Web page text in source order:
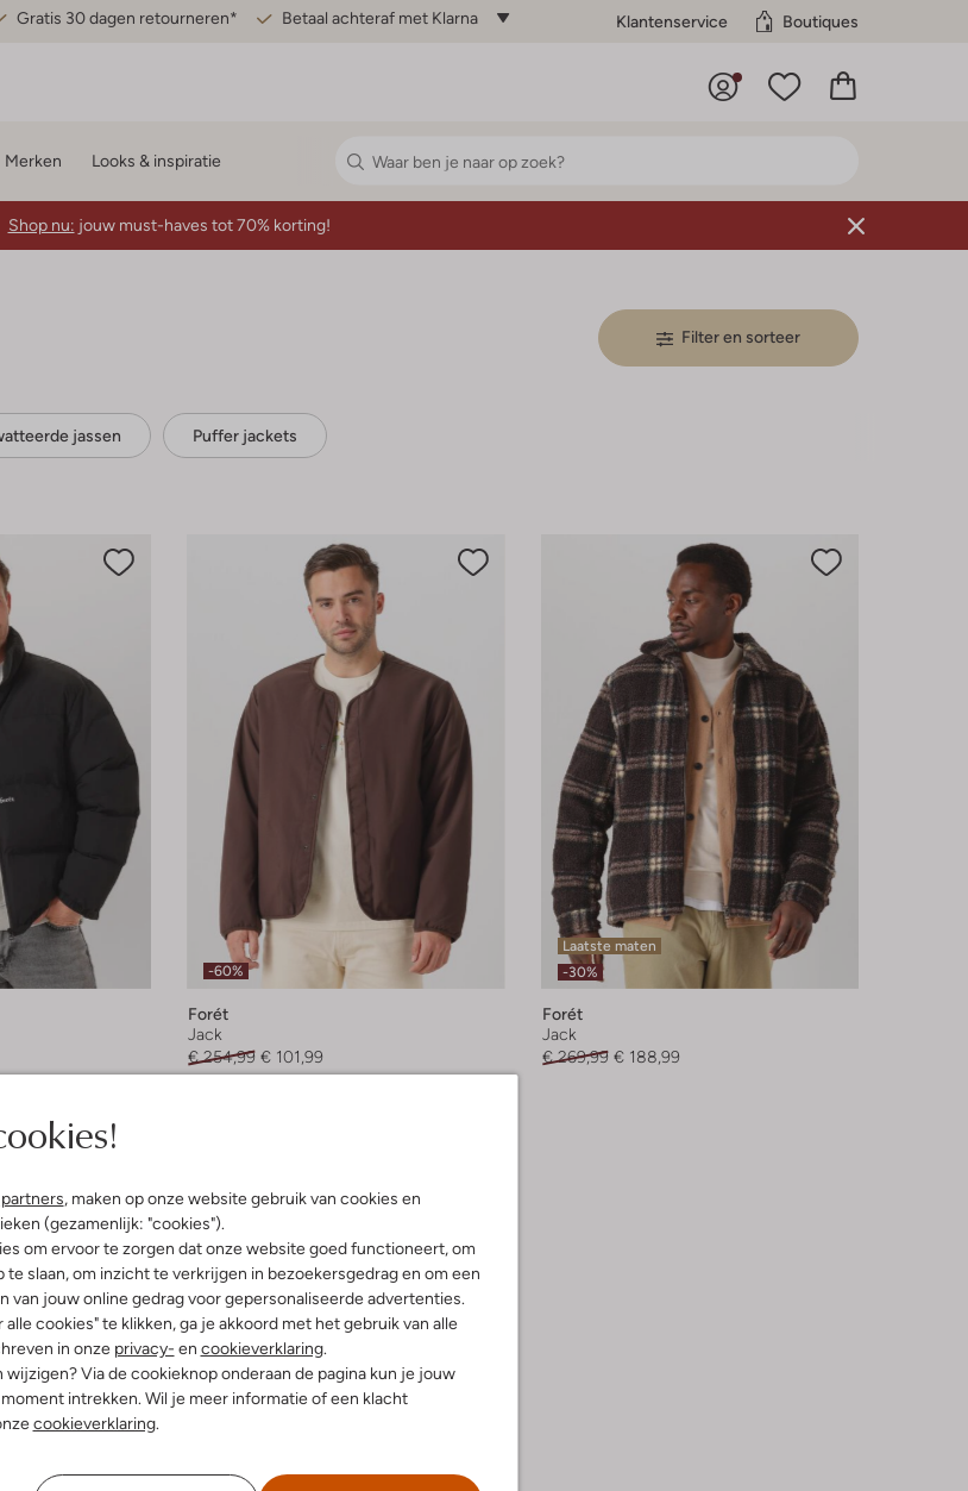
Gratis 30 dagen retourneren* Betaal achteraf met Klarna Klantenservice Boutiques
, maken op onze website gebruik van cookies en
(gezamenlijk: "cookies").
om ervoor te zorgen dat onze website goed functioneert, om
te slaan, om inzicht te verkrijgen in bezoekersgedrag en om een
van jouw online gedrag voor gepersonaliseerde advertenties.
cookies" te klikken, ga je akkoord met het gebruik van alle
in onze privacy- en cookieverklaring.
wijzigen? Via de cookieknop onderaan de pagina kun je jouw
intrekken. Wil je meer informatie of een klacht
cookieverklaring.
Merken Looks & inspiratie
Shop nu: jouw must-haves tot 70% korting!
Filter en sorteer
jassen Puffer jackets
-60%
Forét
Jack
€ 254,99 € 101,99
Laatste maten
-30%
Forét
Jack
€ 269,99 € 188,99